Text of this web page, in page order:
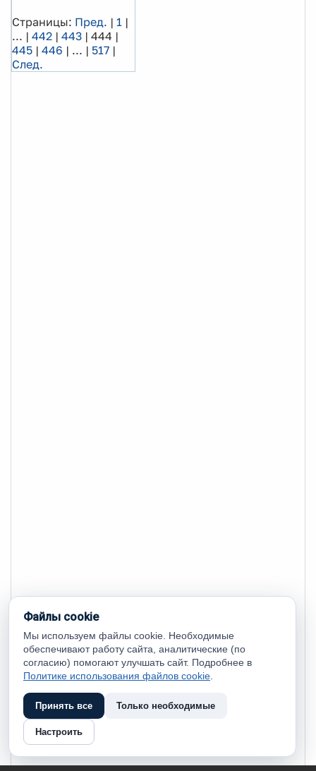
Страницы: Пред. | 1 |
... | 442 | 443 | 444 |
445 | 446 | ... | 517 |
След.
Файлы cookie
Мы используем файлы cookie. Необходимые
обеспечивают работу сайта, аналитические (по
согласию) помогают улучшать сайт. Подробнее в
Политике использования файлов cookie
Принять все Только необходимые
Настроить